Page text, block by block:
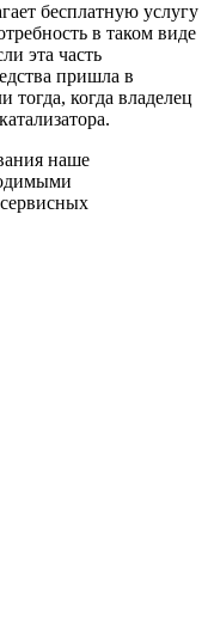
бесплатную услугу
в таком виде
эта часть
пришла в
тогда, когда владелец
наше